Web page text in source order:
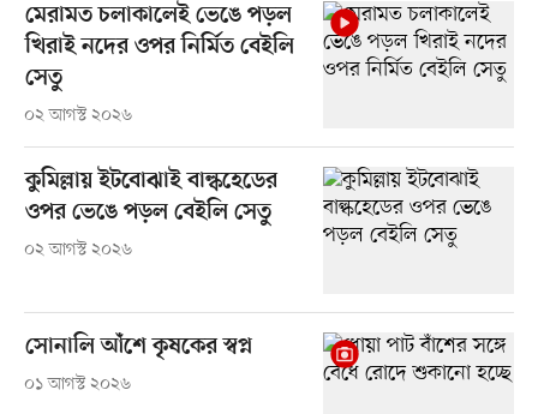
মেরামত চলাকালেই ভেঙে পড়ল
খিরাই নদের ওপর নির্মিত বেইলি
সেতু
০২ আগস্ট ২০২৬
কুমিল্লায় ইটবোঝাই বাল্কহেডের
ওপর ভেঙে পড়ল বেইলি সেতু
০২ আগস্ট ২০২৬
সোনালি আঁশে কৃষকের স্বপ্ন
০১ আগস্ট ২০২৬